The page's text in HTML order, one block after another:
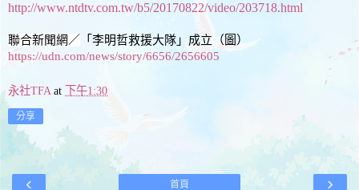
http://www.ntdtv.com.tw/b5/20170822/video/203718.html
聯合新聞網／
「李明哲救援大隊」成立（圖）
https://udn.com/news/story/6656/2656605
永社TFA at 下午1:30
分享
‹ ›
首頁